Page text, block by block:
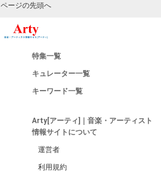
ページの先頭へ
特集一覧
キュレーター一覧
キーワード一覧
Arty[アーティ]｜音楽・アーティスト
情報サイトについて
運営者
利用規約